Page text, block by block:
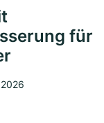
für